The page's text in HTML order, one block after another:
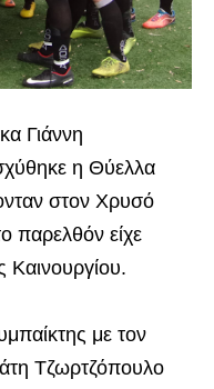
Γιάννη
η Θύελλα
στον Χρυσό
παρελθόν είχε
Καινουργίου.
με τον
Τζωρτζόπουλο